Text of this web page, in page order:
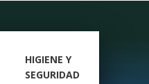
HIGIENE Y
SEGURIDAD